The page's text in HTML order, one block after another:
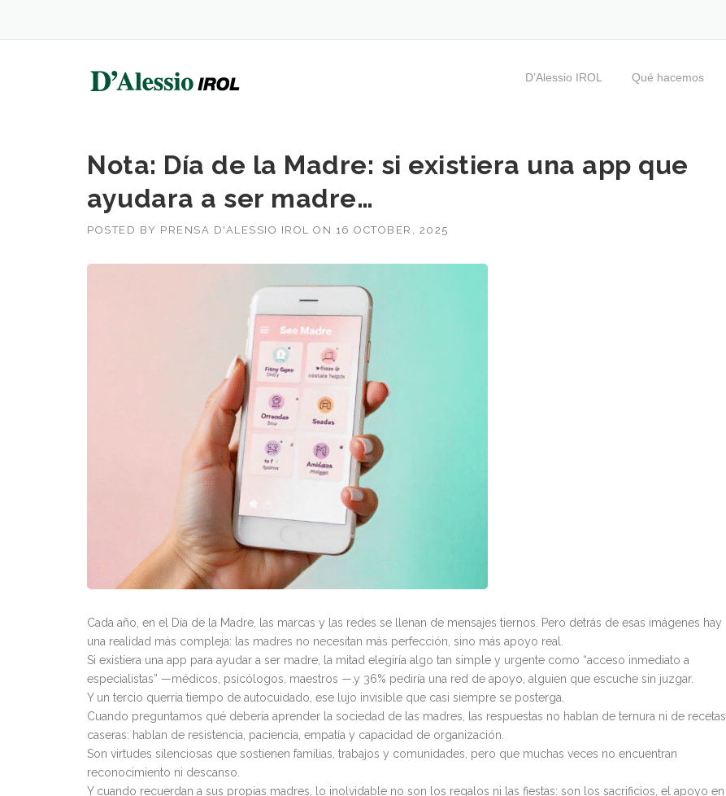
D’Alessio IROL Qué hacemos
Nota: Día de la Madre: si existiera una app que
ayudara a ser madre…
POSTED BY PRENSA D'ALESSIO IROL ON 16 OCTOBER, 2025
Cada año, en el Día de la Madre, las marcas y las redes se llenan de mensajes tiernos. Pero detrás de esas imágenes hay
una realidad más compleja: las madres no necesitan más perfección, sino más apoyo real.
Si existiera una app para ayudar a ser madre, la mitad elegiría algo tan simple y urgente como “acceso inmediato a
especialistas” —médicos, psicólogos, maestros —.y 36% pediría una red de apoyo, alguien que escuche sin juzgar.
Y un tercio querría tiempo de autocuidado, ese lujo invisible que casi siempre se posterga.
Cuando preguntamos qué debería aprender la sociedad de las madres, las respuestas no hablan de ternura ni de recetas
caseras: hablan de resistencia, paciencia, empatía y capacidad de organización.
Son virtudes silenciosas que sostienen familias, trabajos y comunidades, pero que muchas veces no encuentran
reconocimiento ni descanso.
Y cuando recuerdan a sus propias madres, lo inolvidable no son los regalos ni las fiestas: son los sacrificios, el apoyo en